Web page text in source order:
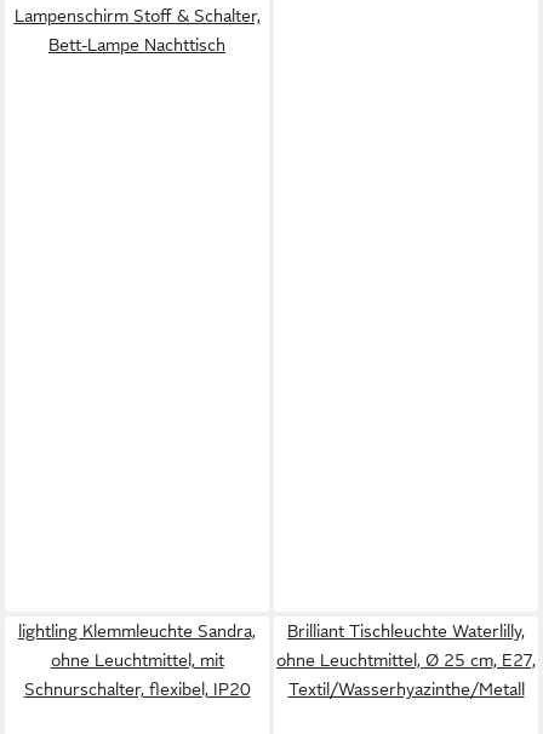
Lampenschirm Stoff & Schalter,
Bett-Lampe Nachttisch
lightling Klemmleuchte Sandra,
ohne Leuchtmittel, mit
Schnurschalter, flexibel, IP20
Brilliant Tischleuchte Waterlilly,
ohne Leuchtmittel, Ø 25 cm, E27,
Textil/Wasserhyazinthe/Metall